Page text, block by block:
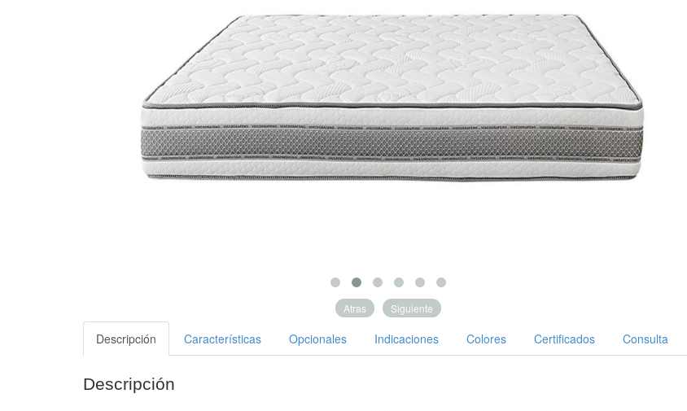
Atras Siguiente
Descripción Características Opcionales Indicaciones Colores Certificados Consulta
Descripción